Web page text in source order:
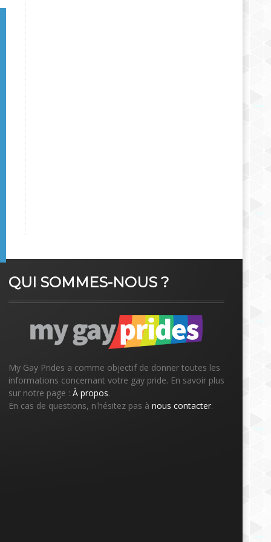
QUI SOMMES-NOUS ?
My Gay Prides a comme objectif de donner toutes les
informations concernant votre gay pride. En savoir plus
sur notre page : À propos.
En cas de questions, n'hésitez pas à nous contacter.